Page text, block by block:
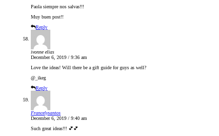
Paola siempre nos salvas!!!
Muy buen post!!
Reply
ivonne elias
December 6, 2019 / 9:36 am
Love the ideas! Will there be a gift guide for guys as well?
@_ikeg
Reply
Francelysantos
December 6, 2019 / 9:40 am
Such great ideas!!! 💕💕